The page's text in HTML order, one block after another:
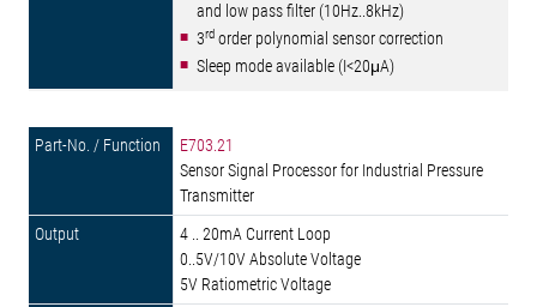
and low pass filter (10Hz..8kHz)
3rd order polynomial sensor correction
Sleep mode available (I<20μA)
E703.21
Sensor Signal Processor for Industrial Pressure
Transmitter
4 .. 20mA Current Loop
0..5V/10V Absolute Voltage
5V Ratiometric Voltage